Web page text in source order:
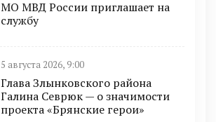
МО МВД России приглашает на
службу
5 августа 2026, 9:00
Глава Злынковского района
Галина Севрюк — о значимости
проекта «Брянские герои»